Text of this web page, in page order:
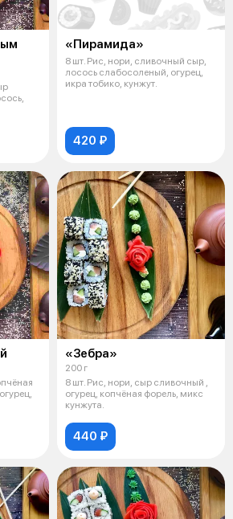
«Пирамида»
8 шт. Рис, нори, сливочный сыр,
лосось слабосоленый, огурец,
икра тобико, кунжут.
420 ₽
«Зебра»
200 г
8 шт. Рис, нори, сыр сливочный ,
огурец, копчёная форель, микс
кунжута.
440 ₽